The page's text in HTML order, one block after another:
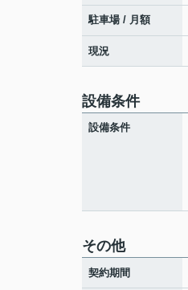
駐車場 / 月額
現況
設備条件
設備条件
その他
契約期間